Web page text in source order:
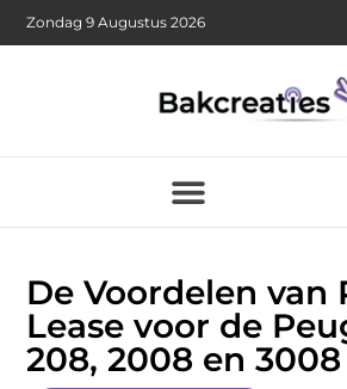
Zondag 9 Augustus 2026
De Voordelen van
Lease voor de
208, 2008 en 3008